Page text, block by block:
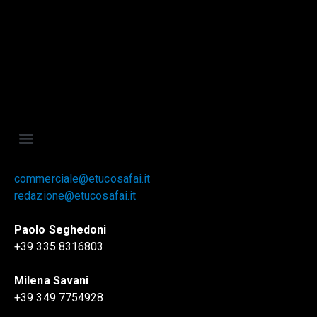
commerciale@etucosafai.it
redazione@etucosafai.it
Paolo Seghedoni
+39 335 8316803
Milena Savani
+39 349 7754928